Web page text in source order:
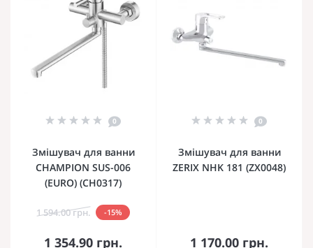
0
Змішувач для ванни
CHAMPION SUS-006
(EURO) (CH0317)
1 594.00 грн. -15%
1 354.90 грн.
0
Змішувач для ванни
ZERIX NHK 181 (ZX0048)
1 170.00 грн.